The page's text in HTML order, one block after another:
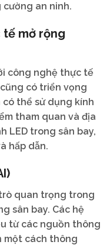
an ninh.
mở rộng
công nghệ thực tế
cũng có triển vọng
thể sử dụng kính
tham quan và địa
LED trong sân bay,
hấp dẫn.
quan trọng trong
sân bay. Các hệ
từ các nguồn thông
một cách thông